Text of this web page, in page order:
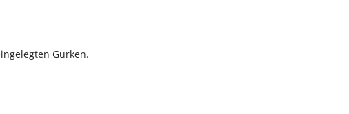
Gurken.